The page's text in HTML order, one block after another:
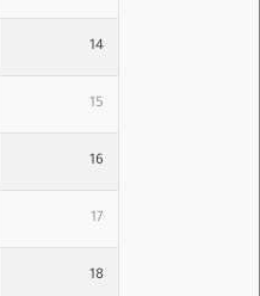
14
15
16
17
18